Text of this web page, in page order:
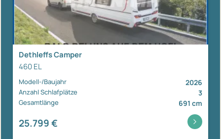
Dethleffs Camper
460 EL
Modell-/Baujahr 2026
Anzahl Schlafplätze 3
Gesamtlänge 691 cm
25.799 €